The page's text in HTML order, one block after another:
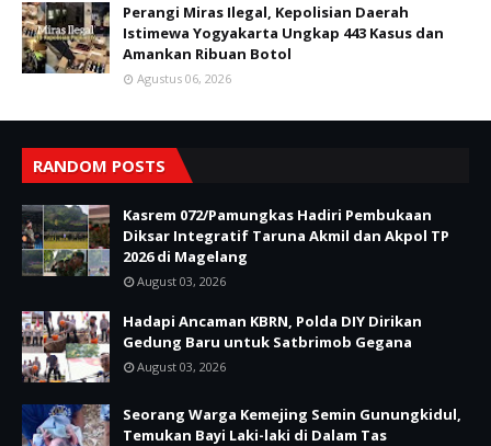
Perangi Miras Ilegal, Kepolisian Daerah
Istimewa Yogyakarta Ungkap 443 Kasus dan
Amankan Ribuan Botol
Agustus 06, 2026
RANDOM POSTS
Kasrem 072/Pamungkas Hadiri Pembukaan
Diksar Integratif Taruna Akmil dan Akpol TP
2026 di Magelang
August 03, 2026
Hadapi Ancaman KBRN, Polda DIY Dirikan
Gedung Baru untuk Satbrimob Gegana
August 03, 2026
Seorang Warga Kemejing Semin Gunungkidul,
Temukan Bayi Laki-laki di Dalam Tas